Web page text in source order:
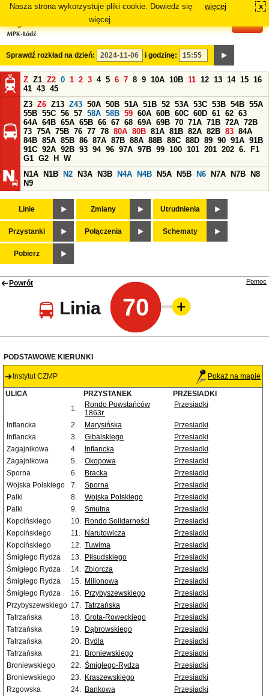
Nasza strona wykorzystuje pliki cookie. Dowiedz się
więcej.
więcej x
Sprawdź rozkład na dzień: i godzinę:
Z Z1 Z2 0 1 2 3 4 5 6 7 8 9 10A 10B 11 12 13 14 15 16
41 43 45
Z3 Z6 Z13 Z43 50A 50B 51A 51B 52 53A 53C 53B 54B 55A
55B 55C 56 57 58A 58B 59 60A 60B 60C 60D 61 62 63
64A 64B 65A 65B 66 67 68 69A 69B 70 71A 71B 72A 72B
73 75A 75B 76 77 78 80A 80B 81A 81B 82A 82B 83 84A
84B 85A 85B 86 87A 87B 88A 88B 88C 88D 89 90 91A 91B
91C 92A 92B 93 94 96 97A 97B 99 100 101 201 202 6.
F1
G1 G2 H
W
N1A
N1B N2 N3A N3B N4A N4B N5A N5B N6 N7A N7B
N8
N9
Linie Zmiany Utrudnienia
Przystanki Połączenia Schematy
Pobierz
Powrót
Linia 70
Pomoc
PODSTAWOWE KIERUNKI
Instytut CZMP Pokaż na mapie
ULICA PRZYSTANEK
PRZESIADKI
1.
Rondo Powstańców
1863r.
Przesiadki
Inflancka 2. Marysińska
Przesiadki
Inflancka
3. Gibalskiego
Przesiadki
Zagajnikowa
4. Inflancka
Przesiadki
Zagajnikowa
5. Okopowa
Przesiadki
Sporna
6. Bracka
Przesiadki
Wojska Polskiego
7. Sporna
Przesiadki
Palki
8. Wojska Polskiego
Przesiadki
Palki
9. Smutna
Przesiadki
Kopcińskiego
10. Rondo Solidarności
Przesiadki
Kopcińskiego
11. Narutowicza
Przesiadki
Kopcińskiego
12. Tuwima
Przesiadki
Śmigłego Rydza
13. Piłsudskiego
Przesiadki
Śmigłego Rydza
14. Zbiorcza
Przesiadki
Śmigłego Rydza
15. Milionowa
Przesiadki
Śmigłego Rydza
16. Przybyszewskiego
Przesiadki
Przybyszewskiego 17. Tatrzańska
Przesiadki
Tatrzańska
18. Grota-Roweckiego
Przesiadki
Tatrzańska
19. Dąbrowskiego
Przesiadki
Tatrzańska
20. Rydla
Przesiadki
Tatrzańska
21. Broniewskiego
Przesiadki
Broniewskiego
22. Śmigłego-Rydza
Przesiadki
Broniewskiego
23. Kraszewskiego
Przesiadki
Rzgowska
24. Bankowa
Przesiadki